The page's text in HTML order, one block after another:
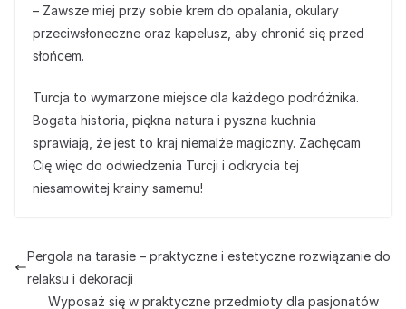
– Zawsze miej przy sobie krem do opalania, okulary
przeciwsłoneczne oraz kapelusz, aby chronić się przed
słońcem.
Turcja to wymarzone miejsce dla każdego podróżnika.
Bogata historia, piękna natura i pyszna kuchnia
sprawiają, że jest to kraj niemalże magiczny. Zachęcam
Cię więc do odwiedzenia Turcji i odkrycia tej
niesamowitej krainy samemu!
Pergola na tarasie – praktyczne i estetyczne rozwiązanie do
relaksu i dekoracji
Wyposaż się w praktyczne przedmioty dla pasjonatów